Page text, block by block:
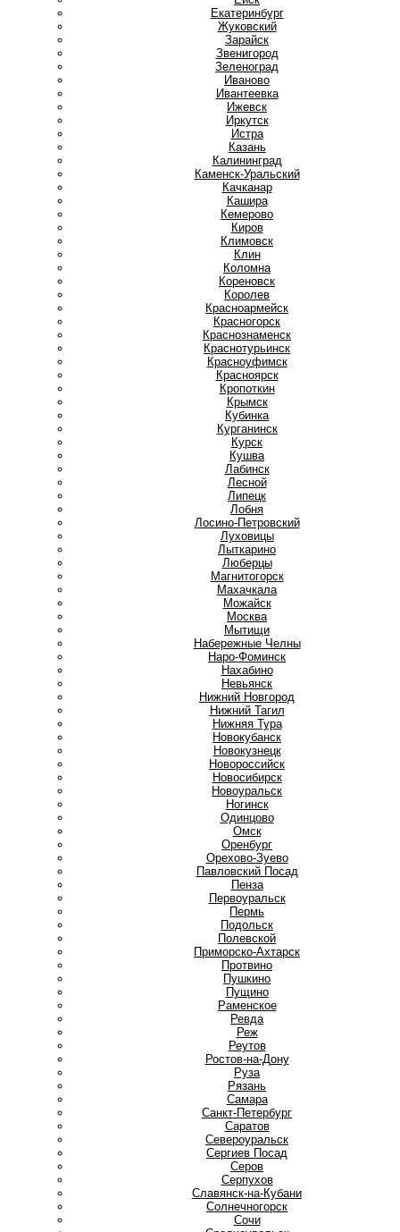
Екатеринбург
Жуковский
Зарайск
Звенигород
Зеленоград
Иваново
Ивантеевка
Ижевск
Иркутск
Истра
Казань
Калининград
Каменск-Уральский
Качканар
Кашира
Кемерово
Киров
Климовск
Клин
Коломна
Кореновск
Королев
Красноармейск
Красногорск
Краснознаменск
Краснотурьинск
Красноуфимск
Красноярск
Кропоткин
Крымск
Кубинка
Курганинск
Курск
Кушва
Лабинск
Лесной
Липецк
Лобня
Лосино-Петровский
Луховицы
Лыткарино
Люберцы
Магнитогорск
Махачкала
Можайск
Москва
Мытищи
Набережные Челны
Наро-Фоминск
Нахабино
Невьянск
Нижний Новгород
Нижний Тагил
Нижняя Тура
Новокубанск
Новокузнецк
Новороссийск
Новосибирск
Новоуральск
Ногинск
Одинцово
Омск
Оренбург
Орехово-Зуево
Павловский Посад
Пенза
Первоуральск
Пермь
Подольск
Полевской
Приморско-Ахтарск
Протвино
Пушкино
Пущино
Раменское
Ревда
Реж
Реутов
Ростов-на-Дону
Руза
Рязань
Самара
Санкт-Петербург
Саратов
Североуральск
Сергиев Посад
Серов
Серпухов
Славянск-на-Кубани
Солнечногорск
Сочи